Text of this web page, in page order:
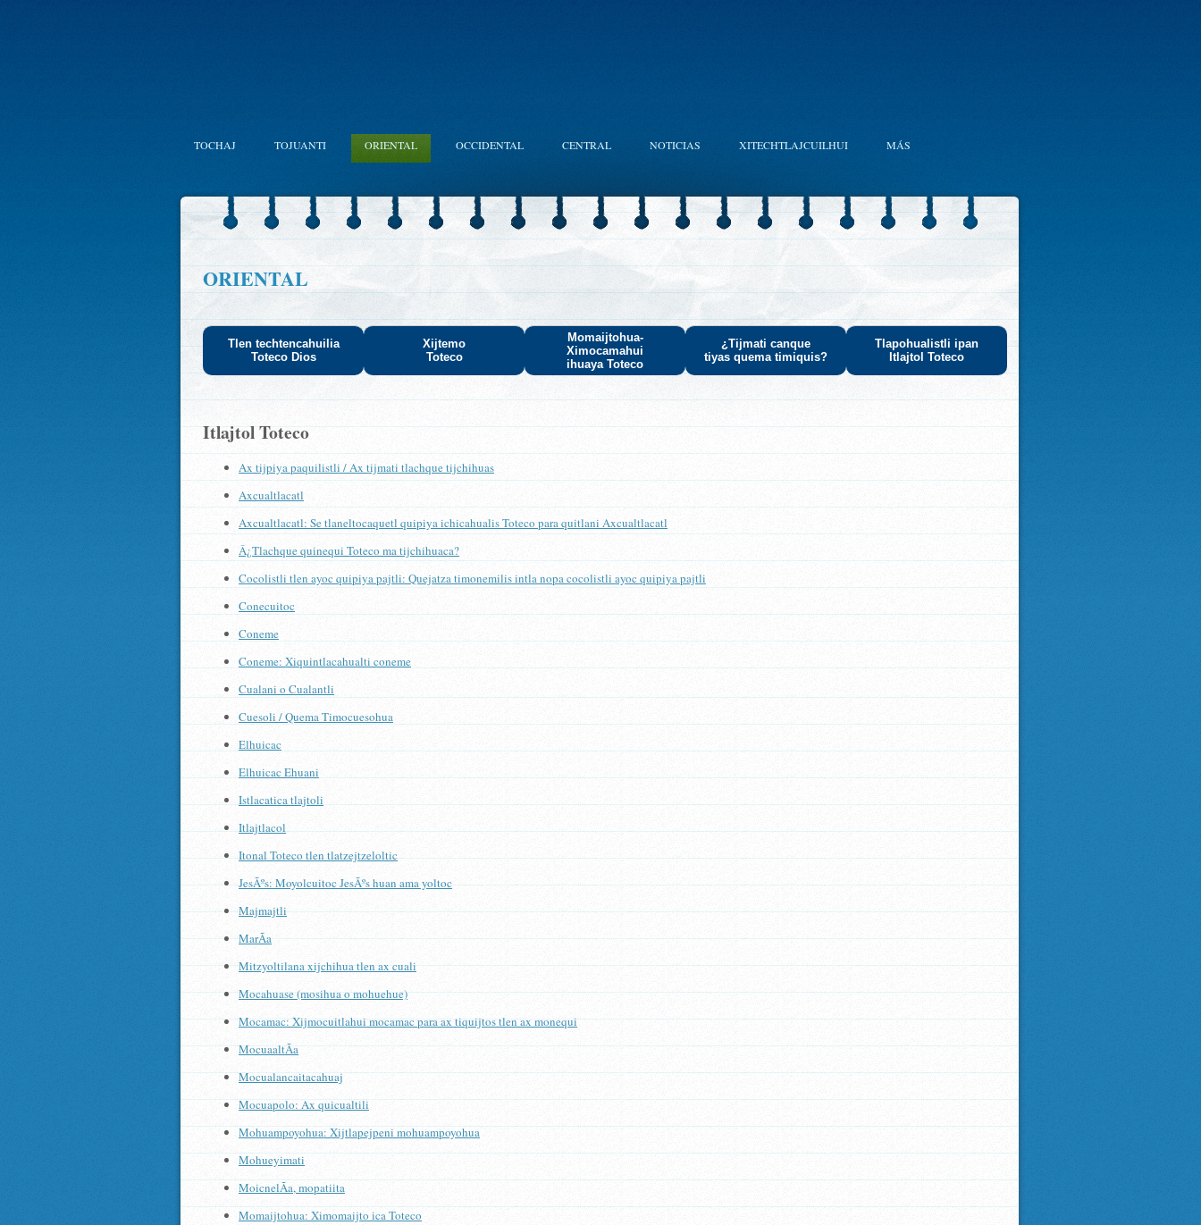
TOCHAJ TOJUANTI ORIENTAL OCCIDENTAL CENTRAL NOTICIAS XITECHTLAJCUILHUI MÁS
ORIENTAL
Tlen techtencahuilia
Toteco Dios
Xijtemo
Toteco
Momaijtohua-
Ximocamahui
ihuaya Toteco
¿Tijmati canque
tiyas quema timiquis?
Tlapohualistli ipan
Itlajtol Toteco
Itlajtol Toteco
Ax tijpiya paquilistli / Ax tijmati tlachque tijchihuas
Axcualtlacatl
Axcualtlacatl: Se tlaneltocaquetl quipiya ichicahualis Toteco para quitlani Axcualtlacatl
Â¿Tlachque quinequi Toteco ma tijchihuaca?
Cocolistli tlen ayoc quipiya pajtli: Quejatza timonemilis intla nopa cocolistli ayoc quipiya pajtli
Conecuitoc
Coneme
Coneme: Xiquintlacahualti coneme
Cualani o Cualantli
Cuesoli / Quema Timocuesohua
Elhuicac
Elhuicac Ehuani
Istlacatica tlajtoli
Itlajtlacol
Itonal Toteco tlen tlatzejtzeloltic
JesÃºs: Moyolcuitoc JesÃºs huan ama yoltoc
Majmajtli
MarÃ­a
Mitzyoltilana xijchihua tlen ax cuali
Mocahuase (mosihua o mohuehue)
Mocamac: Xijmocuitlahui mocamac para ax tiquijtos tlen ax monequi
MocuaaltÃ­a
Mocualancaitacahuaj
Mocuapolo: Ax quicualtili
Mohuampoyohua: Xijtlapejpeni mohuampoyohua
Mohueyimati
MoicnelÃ­a, mopatiita
Momaijtohua: Ximomaijto ica Toteco